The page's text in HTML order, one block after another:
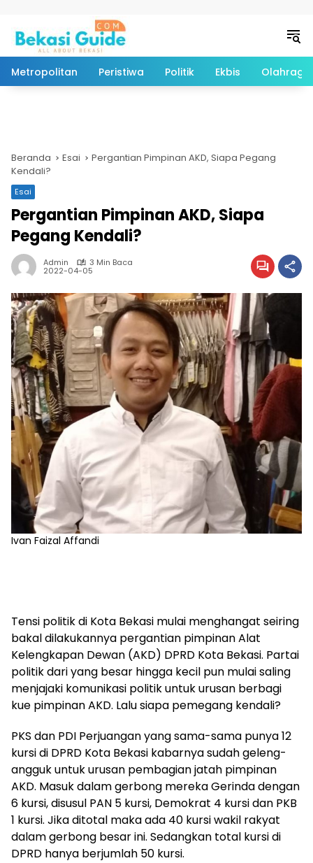
Metropolitan Peristiwa Politik Ekbis Olahraga
Beranda Esai
Pergantian Pimpinan AKD, Siapa Pegang
Kendali?
Esai
Pergantian Pimpinan AKD, Siapa
Pegang Kendali?
Admin 3 Min Baca
2022-04-05
Ivan Faizal Affandi
Tensi politik di Kota Bekasi mulai menghangat seiring
bakal dilakukannya pergantian pimpinan Alat
Kelengkapan Dewan (AKD) DPRD Kota Bekasi. Partai
politik dari yang besar hingga kecil pun mulai saling
menjajaki komunikasi politik untuk urusan berbagi
kue pimpinan AKD. Lalu siapa pemegang kendali?
PKS dan PDI Perjuangan yang sama-sama punya 12
kursi di DPRD Kota Bekasi kabarnya sudah geleng-
angguk untuk urusan pembagian jatah pimpinan
AKD. Masuk dalam gerbong mereka Gerinda dengan
6 kursi, disusul PAN 5 kursi, Demokrat 4 kursi dan PKB
1 kursi. Jika ditotal maka ada 40 kursi wakil rakyat
dalam gerbong besar ini. Sedangkan total kursi di
DPRD hanya berjumlah 50 kursi.